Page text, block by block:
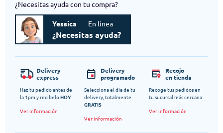
¿Necesitas ayuda con tu compra?
Yessica En linea
¿Necesitas ayuda?
Delivery
express
Haz tu pedido antes de
la 1pm y recibeloHOY
Ver información
Delivery
programado
Selecciona el dia de tu
delivery, totalmente
GRATIS
Ver información
Recojo
en tienda
Recoge tus pedidos en
tu sucursal más cercana
Ver información